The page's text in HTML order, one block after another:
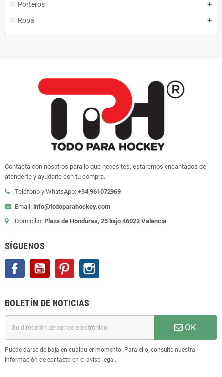
Porteros
Ropa
Contacta con nosotros para lo que necesites, estaremos encantados de
atenderte y ayudarte con tu compra.
Teléfono y WhatsApp: +34 961072969
Email: info@todoparahockey.com
Domicilio: Plaza de Honduras, 25 bajo 46022 Valencia
SÍGUENOS
Facebook YouTube Pinterest
BOLETÍN DE NOTICIAS
OK
Puede darse de baja en cualquier momento. Para ello, consulte nuestra
información de contacto en el aviso legal.